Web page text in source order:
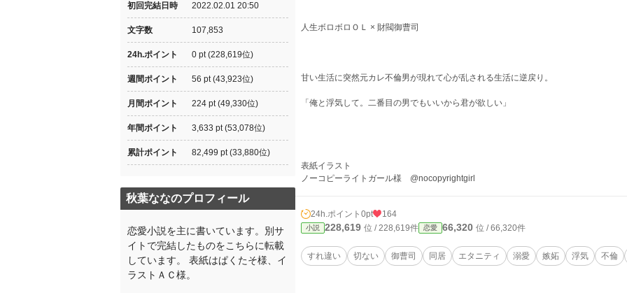
人生ボロボロＯＬ × 財閥御曹司
甘い生活に突然元カレ不倫男が現れて心が乱される生活に逆戻り。
「俺と浮気して。二番目の男でもいいから君が欲しい」
表紙イラスト
ノーコピーライトガール様 @nocopyrightgirl
24h.ポイント 0pt 164
小説 228,619 位 / 228,619件 恋愛 66,320 位 / 66,320件
すれ違い 切ない 御曹司 同居 エタニティ 溺愛 嫉妬 浮気 不倫
初回完結日時 2022.02.01 20:50
文字数 107,853
24h.ポイント 0 pt (228,619位)
週間ポイント 56 pt (43,923位)
月間ポイント 224 pt (49,330位)
年間ポイント 3,633 pt (53,078位)
累計ポイント 82,499 pt (33,880位)
秋葉ななのプロフィール
恋愛小説を主に書いています。別サ
イトで完結したものをこちらに転載
しています。 表紙はぱくたそ様、イ
ラストＡＣ様。